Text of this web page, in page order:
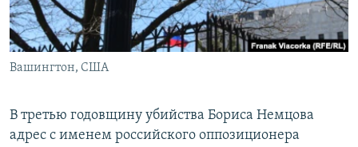
ПОБЕДИТЕЛЕЙ НЕ СУДЯТ?
КРЫМ.НЕПОКОРЕННЫЙ
ELIFBE
ПРИСОЕДИНЯЙТЕСЬ!
Все сайты RFE/RL
Вашингтон, США
В третью годовщину убийства Бориса Немцова
адрес с именем российского оппозиционера